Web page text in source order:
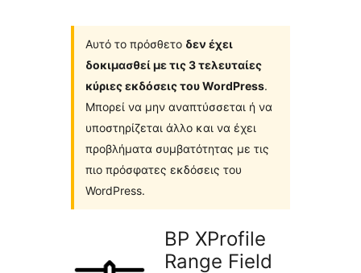
Αυτό το πρόσθετο δεν έχει
δοκιμασθεί με τις 3 τελευταίες
κύριες εκδόσεις του WordPress.
Μπορεί να μην αναπτύσσεται ή να
υποστηρίζεται άλλο και να έχει
προβλήματα συμβατότητας με τις
πιο πρόσφατες εκδόσεις του
WordPress.
BP XProfile
Range Field